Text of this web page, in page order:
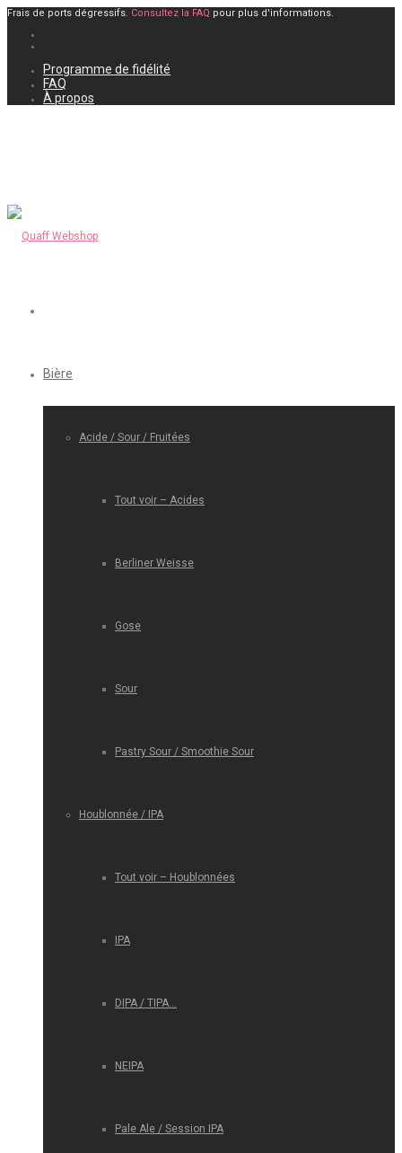
Frais de ports dégressifs. Consultez la FAQ pour plus d'informations.
Programme de fidélité
FAQ
À propos
Bière
Acide / Sour / Fruitées
Tout voir – Acides
Berliner Weisse
Gose
Sour
Pastry Sour / Smoothie Sour
Houblonnée / IPA
Tout voir – Houblonnées
IPA
DIPA / TIPA…
NEIPA
Pale Ale / Session IPA